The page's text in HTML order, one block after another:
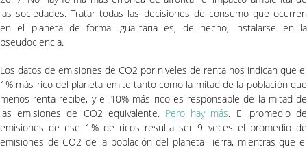
las sociedades. Tratar todas las decisiones de consumo que ocurren
en el planeta de forma igualitaria es, de hecho, instalarse en la
pseudociencia.
Los datos de emisiones de CO2 por niveles de renta nos indican que el
1% más rico del planeta emite tanto como la mitad de la población que
menos renta recibe, y el 10% más rico es responsable de la mitad de
las emisiones de CO2 equivalente. Pero hay más. El promedio de
emisiones de ese 1% de ricos resulta ser 9 veces el promedio de
emisiones de CO2 de la población del planeta Tierra, mientras que el